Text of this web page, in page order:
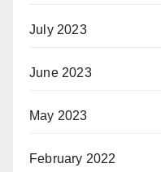
July 2023
June 2023
May 2023
February 2022